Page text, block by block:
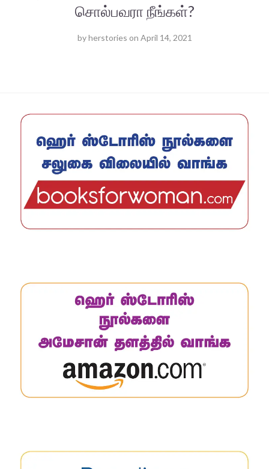
சொல்பவரா நீங்கள்?
byherstories on April 14, 2021